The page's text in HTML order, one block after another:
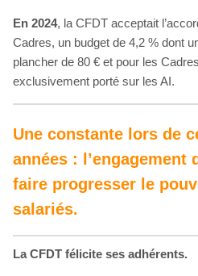
En 2024, la CFDT acceptait
Cadres, un budget de 4,2 % dont
plancher de 80 € et pour les
exclusivement porté sur les AI.
Une constante lors de
années : l’engagement
faire progresser le
salariés.
La CFDT félicite ses adhérents.